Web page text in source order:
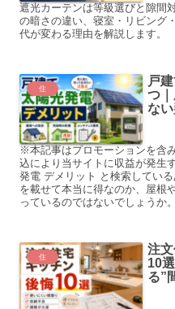
遮光カーテンは等級選びと隙間
の暗さの違い、寝室・リビング
代が変わる理由を解説します。
住
戸
つ
な
※本記事はプロモーションを含
込により当サイトに収益が発生
発電 デメリット と検索してい
を載せて本当に得なのか、屋根
っているのではないでしょうか。
住
注
10
る”